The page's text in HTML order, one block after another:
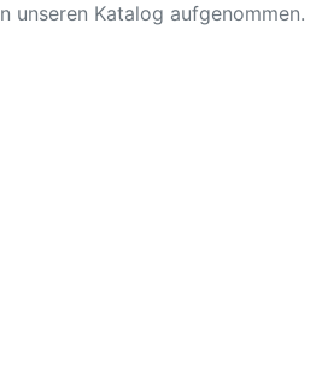
unseren Katalog aufgenommen.